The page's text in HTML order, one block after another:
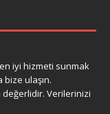
iyi hizmeti sunmak
ulaşın.
değerlidir. Verilerinizi